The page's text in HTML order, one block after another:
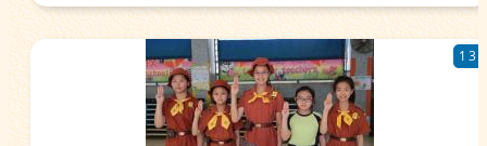
13